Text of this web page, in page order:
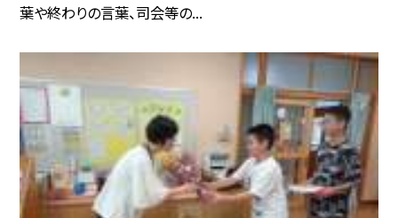
葉や終わりの言葉、司会等の...